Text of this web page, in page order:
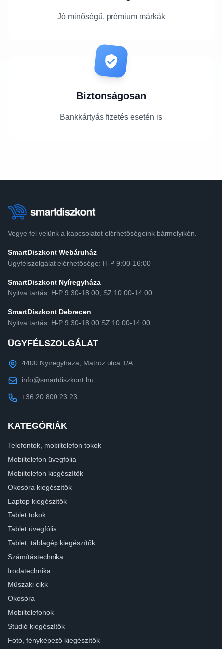
Jó minőségű, prémium márkák
Biztonságosan
Bankkártyás fizetés esetén is
Vegye fel velünk a kapcsolatot elérhetőségeink bármelyikén.
SmartDiszkont Webáruház
Ügyfélszolgálat elérhetősége: H-P 9:00-16:00
SmartDiszkont Nyíregyháza
Nyitva tartás: H-P 9:30-18:00, SZ 10:00-14:00
SmartDiszkont Debrecen
Nyitva tartás: H-P 9:30-18:00 SZ 10:00-14:00
ÜGYFÉLSZOLGÁLAT
4400 Nyíregyháza, Matróz utca 1/A
info@smartdiszkont.hu
+36 20 800 23 23
KATEGÓRIÁK
Telefontok, mobiltelefon tokok
Mobiltelefon üvegfólia
Mobiltelefon kiegészítők
Okosóra kiegészítők
Laptop kiegészítők
Tablet tokok
Tablet üvegfólia
Tablet, táblagép kiegészítők
Számítástechnika
Irodatechnika
Műszaki cikk
Okosóra
Mobiltelefonok
Stúdió kiegészítők
Fotó, fényképező kiegészítők